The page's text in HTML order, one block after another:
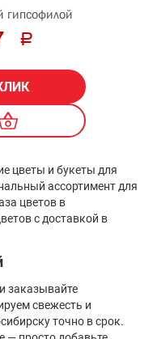
гипсофилой
цветы и букеты для
ассортимент для
цветов в
с доставкой в
заказывайте
свежесть и
точно в срок.